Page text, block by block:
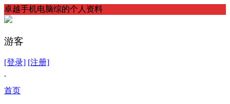
卓越手机电脑综的个人资料
游客
[登录] [注册]
首页